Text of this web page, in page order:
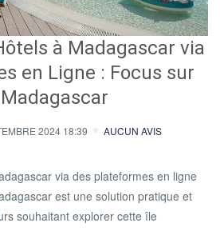
à Madagascar via
en Ligne : Focus sur
2024 18:39 AUCUN AVIS
via des plateformes en ligne
est une solution pratique et
souhaitant explorer cette île